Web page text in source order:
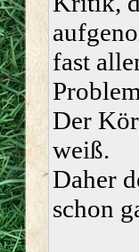
fast
Der
weiß.
Daher
schon